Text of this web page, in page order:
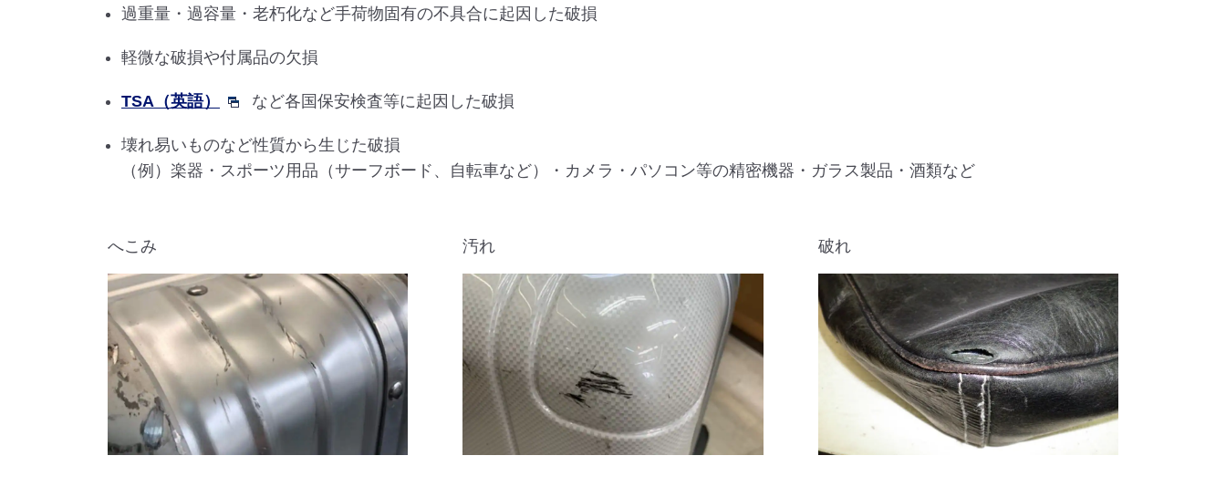
過重量・過容量・老朽化など手荷物固有の不具合に起因した破損
軽微な破損や付属品の欠損
TSA（英語） など各国保安検査等に起因した破損
壊れ易いものなど性質から生じた破損
（例）楽器・スポーツ用品（サーフボード、自転車など）・カメラ・パソコン等の精密機器・ガラス製品・酒類など
へこみ 汚れ 破れ